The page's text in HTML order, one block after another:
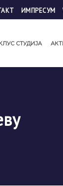
ИМПРЕСУМ
СТУДИЈА